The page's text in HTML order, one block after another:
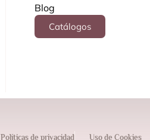
Blog
Catálogos
Políticas de privacidad Uso de Cookies